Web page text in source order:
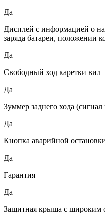
Да
Дисплей с информацией о
заряда батареи, положении
Да
Свободный ход каретки вил
Да
Зуммер заднего хода
Да
Кнопка аварийной
Да
Гарантия
Да
Защитная крыша с широким